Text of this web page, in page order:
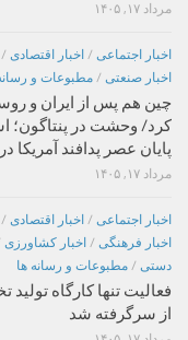
مرداد ۱۷, ۱۴۰۵
اخبار اجتماعی / اخبار اقتصادی /
اخبار صنعتی / مطبوعات و
چین هم پس از ایران و
پایان عصر پدافند
مرداد ۱۷, ۱۴۰۵
اخبار اجتماعی / اخبار اقتصادی /
اخبار فرهنگی / اخبار کشاورزی
دستی / مطبوعات و رسانه ها
فعالیت تنها کارگاه
از سرگرفته شد